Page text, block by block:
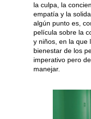
la culpa, la
empatía y la
algún punto es,
película sobre la
y niños, en la que
bienestar de los
imperativo pero
manejar.